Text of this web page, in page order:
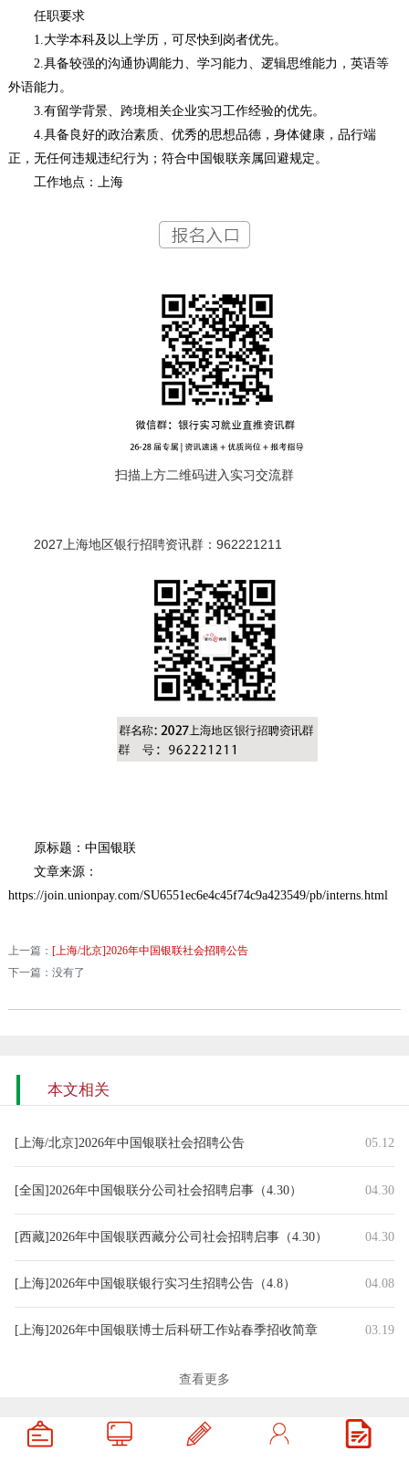
任职要求
1.大学本科及以上学历，可尽快到岗者优先。
2.具备较强的沟通协调能力、学习能力、逻辑思维能力，英语等
外语能力。
3.有留学背景、跨境相关企业实习工作经验的优先。
4.具备良好的政治素质、优秀的思想品德，身体健康，品行端
正，无任何违规违纪行为；符合中国银联亲属回避规定。
工作地点：上海
扫描上方二维码进入实习交流群
2027上海地区银行招聘资讯群：962221211
原标题：中国银联
文章来源：
https://join.unionpay.com/SU6551ec6e4c45f74c9a423549/pb/interns.html
上一篇： [上海/北京]2026年中国银联社会招聘公告
下一篇：没有了
本文相关
[上海/北京]2026年中国银联社会招聘公告 05.12
[全国]2026年中国银联分公司社会招聘启事（4.30） 04.30
[西藏]2026年中国银联西藏分公司社会招聘启事（4.30） 04.30
[上海]2026年中国银联银行实习生招聘公告（4.8） 04.08
[上海]2026年中国银联博士后科研工作站春季招收简章 03.19
[上海]2026年中国银联实习生招聘公告
[上海/安徽]2026年中国银联银联企业服务（上海）校园招聘公告11.26
查看更多